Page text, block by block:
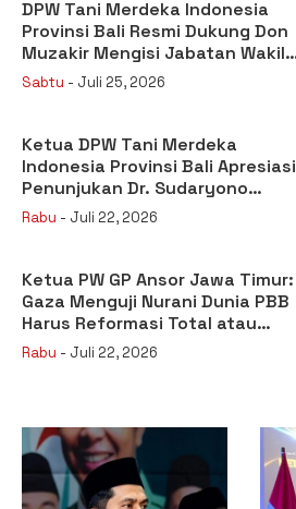
DPW Tani Merdeka Indonesia
Provinsi Bali Resmi Dukung Don
Muzakir Mengisi Jabatan Wakil
Menteri Pertanian RI
Sabtu - Juli 25, 2026
Ketua DPW Tani Merdeka
Indonesia Provinsi Bali Apresiasi
Penunjukan Dr. Sudaryono
sebagai Kepala Badan Gizi
Rabu - Juli 22, 2026
Ketua PW GP Ansor Jawa Timur:
Gaza Menguji Nurani Dunia PBB
Harus Reformasi Total atau
Kehilangan Legitimasi
Rabu - Juli 22, 2026